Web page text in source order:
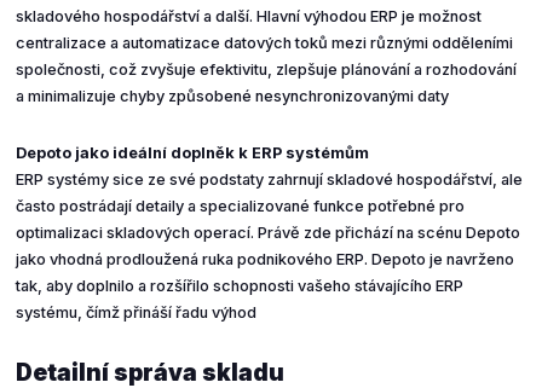
skladového hospodářství a další. Hlavní výhodou ERP je možnost
centralizace a automatizace datových toků mezi různými odděleními
společnosti, což zvyšuje efektivitu, zlepšuje plánování a rozhodování
a minimalizuje chyby způsobené nesynchronizovanými daty
Depoto jako ideální doplněk k ERP systémům
ERP systémy sice ze své podstaty zahrnují skladové hospodářství, ale
často postrádají detaily a specializované funkce potřebné pro
optimalizaci skladových operací. Právě zde přichází na scénu Depoto
jako vhodná prodloužená ruka podnikového ERP. Depoto je navrženo
tak, aby doplnilo a rozšířilo schopnosti vašeho stávajícího ERP
systému, čímž přináší řadu výhod
Detailní správa skladu